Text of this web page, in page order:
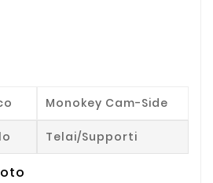
Monokey Cam-Side
Telai/Supporti